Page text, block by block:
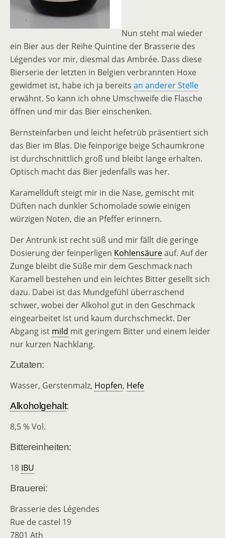
Nun steht mal wieder
ein Bier aus der Reihe Quintine der Brasserie des
Légendes vor mir, diesmal das Ambrée. Dass diese
Bierserie der letzten in Belgien verbrannten Hoxe
gewidmet ist, habe ich ja bereits an anderer Stelle
erwähnt. So kann ich ohne Umschweife die Flasche
öffnen und mir das Bier einschenken.
Bernsteinfarben und leicht hefetrüb präsentiert sich
das Bier im Blas. Die feinporige beige Schaumkrone
ist durchschnittlich groß und bleibt lange erhalten.
Optisch macht das Bier jedenfalls was her.
Karamellduft steigt mir in die Nase, gemischt mit
Düften nach dunkler Schomolade sowie einigen
würzigen Noten, die an Pfeffer erinnern.
Der Antrunk ist recht süß und mir fällt die geringe
Dosierung der feinperligen Kohlensäureauf. Auf der
Zunge bleibt die Süße mir dem Geschmack nach
Karamell bestehen und ein leichtes Bitter gesellt sich
dazu. Dabei ist das Mundgefühl überraschend
schwer, wobei der Alkohol gut in den Geschmack
eingearbeitet ist und kaum durchschmeckt. Der
Abgang ist mild mit geringem Bitter und einem leider
nur kurzen Nachklang.
Zutaten:
Wasser, Gerstenmalz, Hopfen, Hefe
Alkoholgehalt:
8,5 % Vol.
Bittereinheiten:
18 IBU
Brauerei:
Brasserie des Légendes
Rue de castel 19
7801 Ath